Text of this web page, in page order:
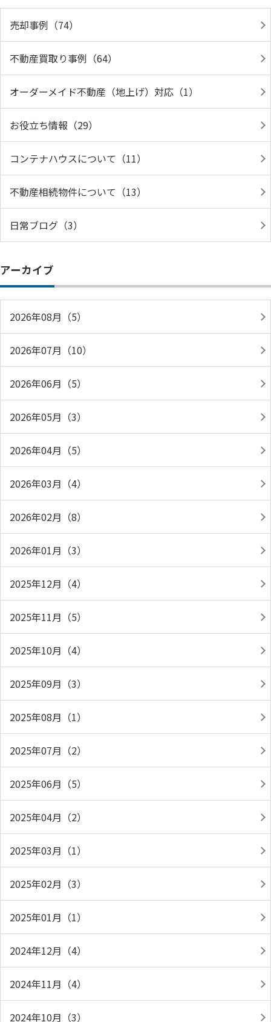
売却事例（74）
不動産買取り事例（64）
オーダーメイド不動産（地上げ）対応（1）
お役立ち情報（29）
コンテナハウスについて（11）
不動産相続物件について（13）
日常ブログ（3）
アーカイブ
2026年08月（5）
2026年07月（10）
2026年06月（5）
2026年05月（3）
2026年04月（5）
2026年03月（4）
2026年02月（8）
2026年01月（3）
2025年12月（4）
2025年11月（5）
2025年10月（4）
2025年09月（3）
2025年08月（1）
2025年07月（2）
2025年06月（5）
2025年04月（2）
2025年03月（1）
2025年02月（3）
2025年01月（1）
2024年12月（4）
2024年11月（4）
2024年10月（3）